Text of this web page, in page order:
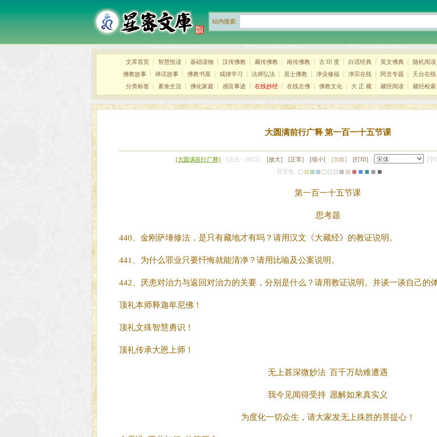
站内搜索:
文库首页 ┊ 智慧悦读 ┊ 基础读物 ┊ 汉传佛教 ┊ 藏传佛教 ┊ 南传佛教 ┊ 古 印 度 ┊ 白话经典 ┊ 英文佛典 ┊ 随机阅读
佛教故事 ┊ 禅话故事 ┊ 佛教书屋 ┊ 戒律学习 ┊ 法师弘法 ┊ 居士佛教 ┊ 净业修福 ┊ 净宗在线 ┊ 阿含专题 ┊ 天台在线
分类标签 ┊ 素食生活 ┊ 佛化家庭 ┊ 感应事迹 ┊ 在线抄经 ┊ 在线念佛 ┊ 佛教文化 ┊ 大 正 藏 ┊ 藏经阅读 ┊ 藏经检索
大圆满前行广释 第一百一十五节课
[大圆满前行广释] [点击：6615] [放大] [正常] [缩小] [加粗] [打印]
[字
背景色
第一百一十五节课
思考题
440、金刚萨埵修法，是只有藏地才有吗？请用汉文《大藏经》的教证说明。
441、为什么罪业只要忏悔就能清净？请用比喻及公案说明。
442、厌患对治力与返回对治力的关要，分别是什么？请用教证说明。并谈一谈自己的
顶礼本师释迦牟尼佛！
顶礼文殊智慧勇识！
顶礼传承大恩上师！
无上甚深微妙法 百千万劫难遭遇
我今见闻得受持 愿解如来真实义
为度化一切众生，请大家发无上殊胜的菩提心！